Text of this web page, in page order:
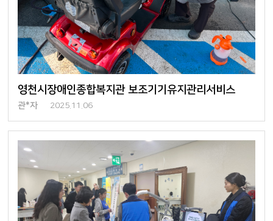
영천시장애인종합복지관 보조기기유지관리서비스
관*자 2025.11.06